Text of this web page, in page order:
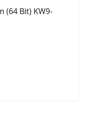
(64 Bit) KW9-